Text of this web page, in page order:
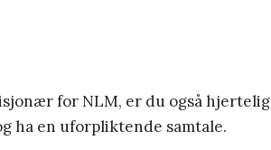
for NLM, er du også hjertelig
ha en uforpliktende samtale.